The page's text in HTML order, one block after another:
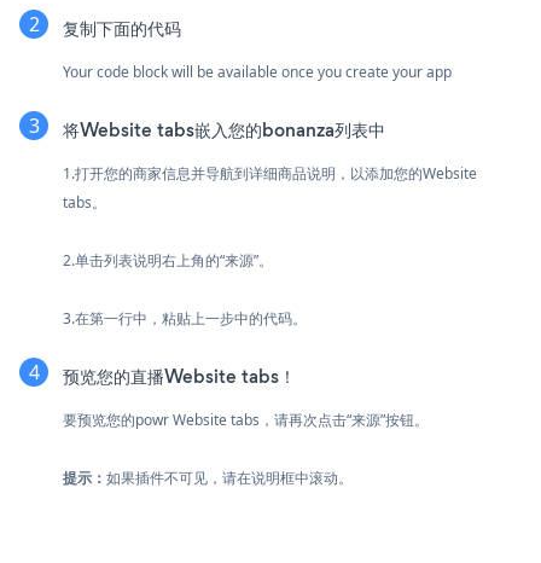
复制下面的代码
Your code block will be available once you create your app
将Website tabs嵌入您的bonanza列表中
1.打开您的商家信息并导航到详细商品说明，以添加您的Website
tabs。
2.单击列表说明右上角的“来源”。
3.在第一行中，粘贴上一步中的代码。
预览您的直播Website tabs！
要预览您的powr Website tabs，请再次点击“来源”按钮。
提示： 如果插件不可见，请在说明框中滚动。